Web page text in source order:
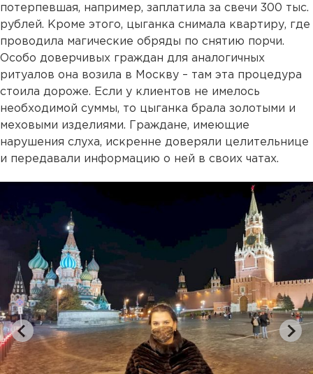
потерпевшая, например, заплатила за свечи 300 тыс.
рублей. Кроме этого, цыганка снимала квартиру, где
проводила магические обряды по снятию порчи.
Особо доверчивых граждан для аналогичных
ритуалов она возила в Москву – там эта процедура
стоила дороже. Если у клиентов не имелось
необходимой суммы, то цыганка брала золотыми и
меховыми изделиями. Граждане, имеющие
нарушения слуха, искренне доверяли целительнице
и передавали информацию о ней в своих чатах.